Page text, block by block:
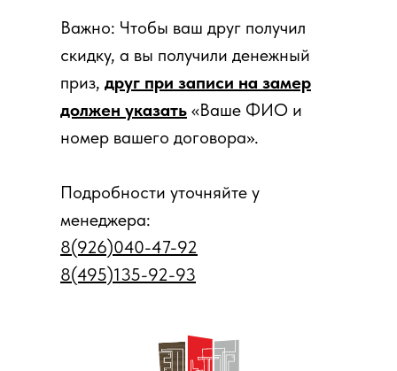
Важно: Чтобы ваш друг получил
скидку, а вы получили денежный
приз, друг при записи на замер
должен указать «Ваше ФИО и
номер вашего договора».
Подробности уточняйте у
менеджера:
8(926)040-47-92
8(495)135-92-93